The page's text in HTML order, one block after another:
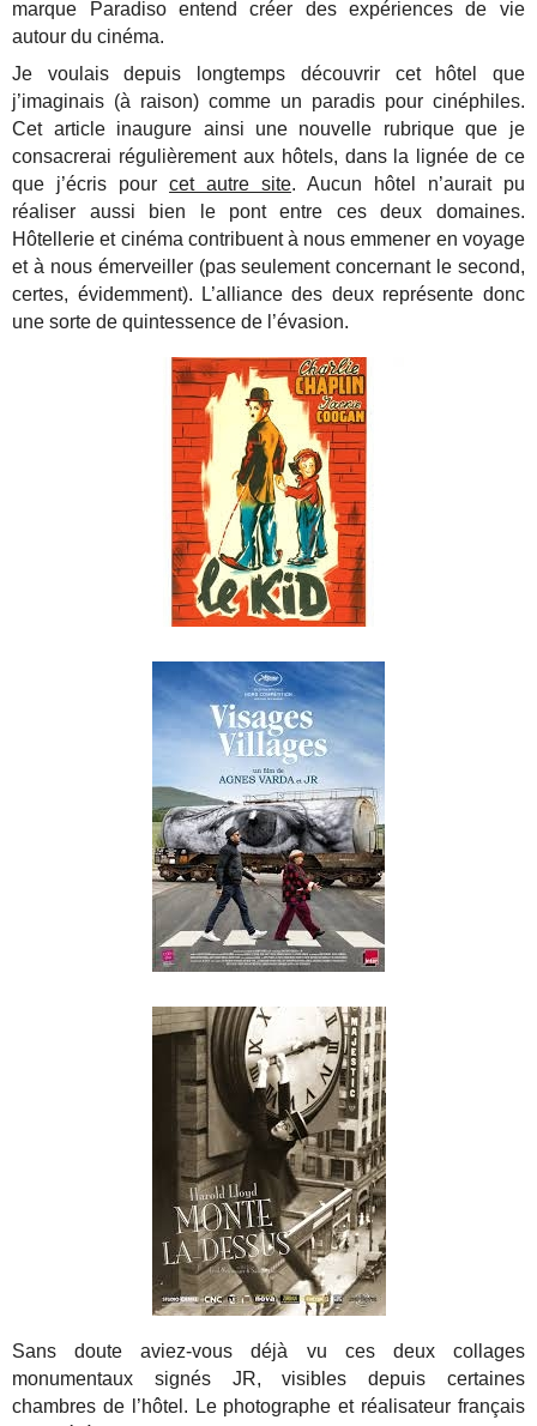
marque Paradiso entend créer des expériences de vie
autour du cinéma.
Je voulais depuis longtemps découvrir cet hôtel que
j’imaginais (à raison) comme un paradis pour cinéphiles.
Cet article inaugure ainsi une nouvelle rubrique que je
consacrerai régulièrement aux hôtels, dans la lignée de ce
que j’écris pourcet autre site. Aucun hôtel n’aurait pu
réaliser aussi bien le pont entre ces deux domaines.
Hôtellerie et cinéma contribuent à nous emmener en voyage
et à nous émerveiller (pas seulement concernant le second,
certes, évidemment). L’alliance des deux représente donc
une sorte de quintessence de l’évasion.
Sans doute aviez-vous déjà vu ces deux collages
monumentaux signés JR, visibles depuis certaines
chambres de l’hôtel. Le photographe et réalisateur français